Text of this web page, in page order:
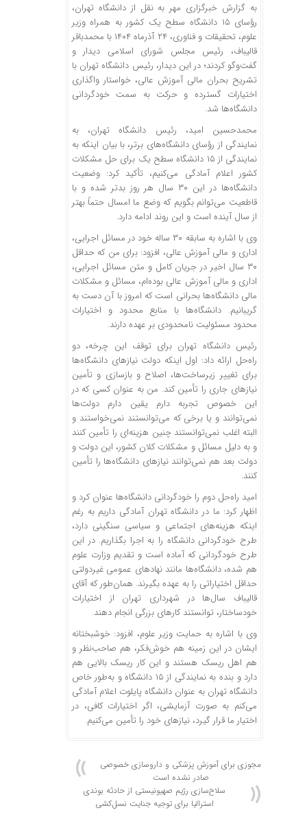
به گزارش خبرگزاری مهر به نقل از دانشگاه تهران،
رؤسای ۱۵ دانشگاه سطح یک کشور به همراه وزیر
علوم، تحقیقات و فناوری، ۲۴ آذرماه
۱۴۰۴
با محمدباقر
قالیباف، رئیس مجلس شورای اسلامی دیدار و
گفت‌وگو کردند؛ در این دیدار، رئیس دانشگاه تهران با
تشریح بحران مالی آموزش عالی، خواستار واگذاری
اختیارات گسترده و حرکت به سمت خودگردانی
دانشگاه‌ها شد.
محمدحسین امید، رئیس دانشگاه تهران، به
نمایندگی از رؤسای دانشگاه‌های برتر، با بیان اینکه به
نمایندگی از ۱۵ دانشگاه سطح یک برای حل مشکلات
کشور اعلام آمادگی می‌کنیم، تأکید کرد: وضعیت
دانشگاه‌ها در این ۳۰ سال هر روز بدتر شده و با
قاطعیت می‌توانم بگویم که وضع ما امسال حتماً بهتر
از سال آینده است و این روند ادامه دارد.
وی با اشاره به سابقه ۳۰ ساله خود در مسائل اجرایی،
اداری و مالی آموزش عالی، افزود: برای من که حداقل
۳۰ سال اخیر در جریان کامل و متن مسائل اجرایی،
اداری و مالی آموزش عالی بوده‌ام، مسائل و مشکلات
مالی دانشگاه‌ها بحرانی است که امروز با آن دست به
گریبانیم. دانشگاه‌ها با منابع محدود و اختیارات
محدود مسئولیت نامحدودی بر عهده دارند.
رئیس دانشگاه تهران برای توقف این چرخه، دو
راه‌حل ارائه داد: اول اینکه دولت نیازهای دانشگاه‌ها
برای تغییر زیرساخت‌ها، اصلاح و بازسازی و تأمین
نیازهای جاری را تأمین کند. من به عنوان کسی که در
این خصوص تجربه دارم یقین دارم دولت‌ها
نمی‌توانند و یا برخی که می‌توانستند نمی‌خواستند و
البته اغلب نمی‌توانستند چنین هزینه‌ای را تأمین کنند
و به دلیل مسائل و مشکلات کلان کشور، این دولت و
دولت بعد هم نمی‌توانند نیازهای دانشگاه‌ها را تأمین
کنند.
امید راه‌حل دوم را خودگردانی دانشگاه‌ها عنوان کرد و
اظهار کرد: ما در دانشگاه تهران آمادگی داریم به رغم
اینکه هزینه‌های اجتماعی و سیاسی سنگینی دارد،
طرح خودگردانی دانشگاه را به اجرا بگذاریم. در این
طرح خودگردانی که آماده است و تقدیم وزارت علوم
هم شده، دانشگاه‌ها مانند نهادهای عمومی غیردولتی
حداقل اختیاراتی را به عهده بگیرند. همان‌طور که آقای
قالیباف سال‌ها در شهرداری تهران از اختیارات
خودساختار، توانستند کارهای بزرگی انجام دهند.
وی با اشاره به حمایت وزیر علوم، افزود: خوشبختانه
ایشان در این زمینه هم خوش‌فکر، هم صاحب‌نظر و
هم اهل ریسک هستند و این کار ریسک بالایی هم
دارد و بنده به نمایندگی از ۱۵ دانشگاه و به‌طور خاص
دانشگاه تهران به عنوان دانشگاه پایلوت اعلام آمادگی
می‌کنم به صورت آزمایشی، اگر اختیارات کافی، در
اختیار ما قرار گیرد، نیازهای خود را تأمین می‌کنیم.
مجوزی برای آموزش پزشکی و داروسازی خصوصی
صادر نشده است
سلاح‌سازی رژیم صهیونیستی از حادثه بوندی
استرالیا برای توجیه جنایت نسل‌کشی